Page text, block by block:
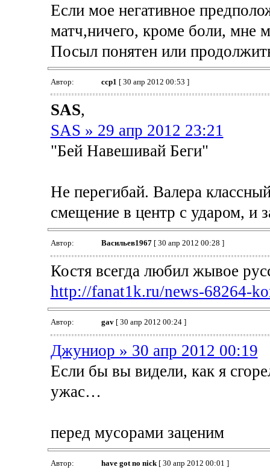
Если мое негативное
матч,ничего, кроме боли, мне
Посыл понятен или
Автор: ccp1 [ 30 апр 2012 00:53 ]
SAS,
SAS » 29 апр 2012 23:21
"Бей Навешивай Беги"
Не перегибай. Валера
смещение в центр с ударом, и
Автор: Васильев1967[ 30 апр 2012 00:28 ]
Костя всегда любил жывое
http://fanat1k.ru/news-68264-
Автор: gav[ 30 апр 2012 00:24 ]
Джуниор » 30 апр 2012 00:19
Если бы вы видели, как я
ужас…
перед мусорами заценим
Автор: have got no nick[ 30 апр 2012 00:01 ]